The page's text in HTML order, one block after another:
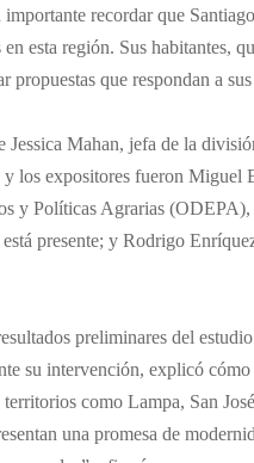
recordar que
esta región. Sus habitantes,
que respondan a
Mahan, jefa de la
expositores fueron Miguel
y Políticas Agrarias
presente; y Rodrigo
preliminares del
su intervención, explicó
como Lampa, San
una promesa de